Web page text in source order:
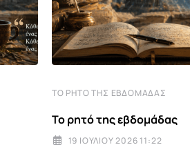
ΤΟ ΡΗΤΌ ΤΗΣ ΕΒΔΟΜΆΔΑΣ
Το ρητό της εβδομάδας
19 ΙΟΥΛΊΟΥ 2026 11:22